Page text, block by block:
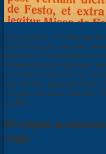
Если учесть, что лишние в
недостающие минуты
времени. Рассчитали, что
таким образом набежит
этим было принято
год считать високосным,
те года, которые кратны
на 400.
История
года